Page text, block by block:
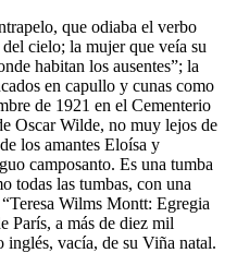
que odiaba el verbo
cielo; la mujer que veía su
habitan los ausentes”; la
en capullo y cunas como
de 1921 en el Cementerio
Oscar Wilde, no muy lejos de
los amantes Eloísa y
camposanto. Es una tumba
todas las tumbas, con una
Wilms Montt: Egregia
París, a más de diez mil
inglés, vacía, de su Viña natal.